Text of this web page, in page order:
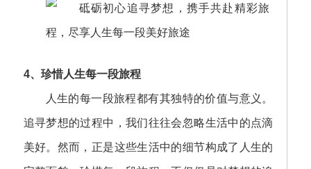
4、珍惜人生每一段旅程
人生的每一段旅程都有其独特的价值与意义。
追寻梦想的过程中，我们往往会忽略生活中的点滴
美好。然而，正是这些生活中的细节构成了人生的